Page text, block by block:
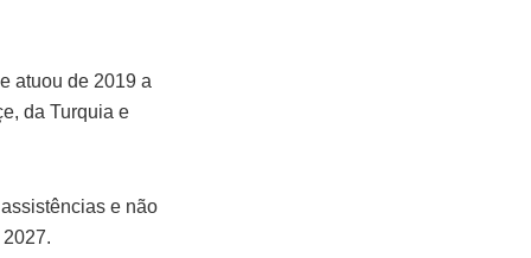
atuou de 2019 a
da Turquia e
e não